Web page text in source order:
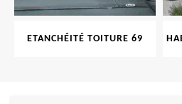
ETANCHÉITÉ TOITURE 69